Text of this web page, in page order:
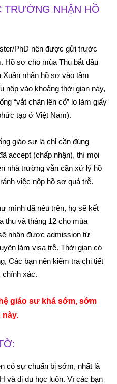
TRƯỜNG NHẬN HỒ
PhD nên được gửi trước
Hồ sơ cho mùa Thu bắt đầu
nhận hồ sơ vào tầm
nộp vào khoảng thời gian này,
“vắt chân lên cổ” lo làm giấy
tạp ở Việt Nam).
giáo sư là chỉ cần đúng
accept (chấp nhận), thì mọi
nhà trường vẫn cần xử lý hồ
việc nộp hồ sơ quá trễ.
mình đã nêu trên, họ sẽ kết
thu và tháng 12 cho mùa
nhận được admission từ
làm visa trễ. Thời gian có
Các bạn nên kiểm tra chi tiết
chính xác.
giáo sư khá sớm, sớm
này.
có sự chuẩn bị sớm, nhất là
và đi du học luôn. Vì các bạn